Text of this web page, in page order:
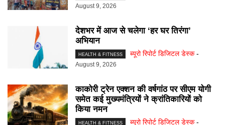
August 9, 2026
देशभर में आज से चलेगा ‘हर घर तिरंगा’
अभियान
HEALTH & FITNESS ब्यूरो रिपोर्ट डिजिटल डेस्क -
August 9, 2026
काकोरी ट्रेन एक्शन की वर्षगांठ पर सीएम योगी
समेत कई मुख्यमंत्रियों ने क्रांतिकारियों को
किया नमन
HEALTH & FITNESS ब्यूरो रिपोर्ट डिजिटल डेस्क -